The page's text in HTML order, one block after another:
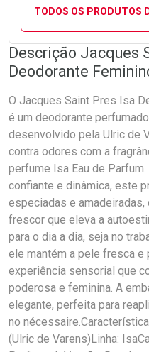
TODOS OS PRODUTOS
Descrição Jacques
Deodorante
O Jacques Saint Pres Isa
é um deodorante
desenvolvido pela Ulric de
contra odores com a
perfume Isa Eau de
confiante e dinâmica, este
especiadas e amadeiradas,
frescor que eleva a
para o dia a dia, seja no
ele mantém a pele fresca e
experiência sensorial que
poderosa e feminina. A
elegante, perfeita para
no
(Ulric de Varens)Linha: